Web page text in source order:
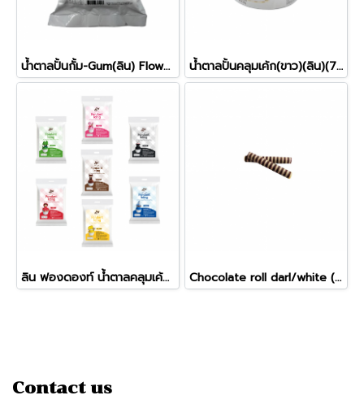
น้ำตาลปั้นกั้ม-Gum(ลิน) Flower Paste (250ก.) น้ำตาลปั้นคลุมเค้ก(ขาว)(ลิน)(750ก.)
ลิน ฟองดองท์ น้ำตาลคลุมเค้กสำเร็จรูป Chocolate roll darl/white (FDEC6002)
Contact us